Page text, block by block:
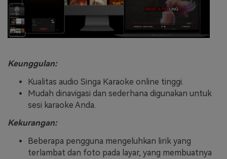
Keunggulan:
Kualitas audio Singa Karaoke online tinggi.
Mudah dinavigasi dan sederhana digunakan untuk
sesi karaoke Anda.
Kekurangan:
Beberapa pengguna mengeluhkan lirik yang
terlambat dan foto pada layar, yang membuatnya